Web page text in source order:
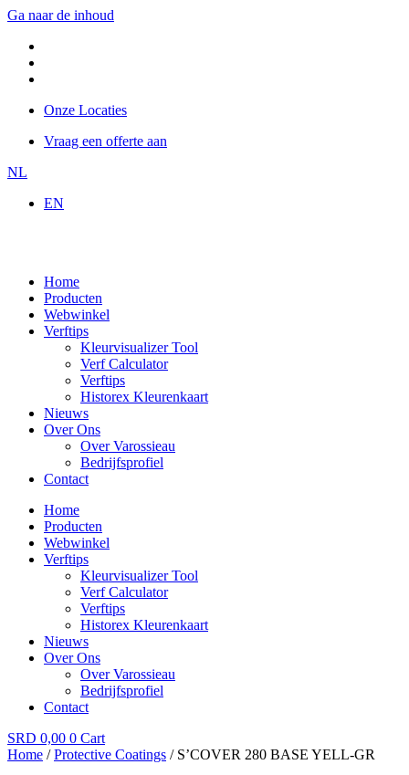
Ga naar de inhoud
Onze Locaties
Vraag een offerte aan
NL
EN
Home
Producten
Webwinkel
Verftips
Kleurvisualizer Tool
Verf Calculator
Verftips
Historex Kleurenkaart
Nieuws
Over Ons
Over Varossieau
Bedrijfsprofiel
Contact
Home
Producten
Webwinkel
Verftips
Kleurvisualizer Tool
Verf Calculator
Verftips
Historex Kleurenkaart
Nieuws
Over Ons
Over Varossieau
Bedrijfsprofiel
Contact
SRD 0,00 0 Cart
Home /Protective Coatings / S’COVER 280 BASE YELL-GR